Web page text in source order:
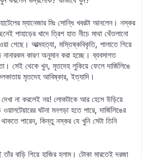
ম্যানেজার মিঃ সোন্ধি খবরটা আনলেন। নস্কর
পাহাড়ের খাদে ত্রিশ হাত নীচে মাথা থেঁতলানো
গেছে। আত্মহত্যা, মস্তিষ্কবিকৃতি, পালাতে গিয়ে
কারণ অনুমান করা হচ্ছে। ব্যবসাগত
সেই থেকে খুন, মৃতদেহ লুকিয়ে ফেলে দার্জিলিঙে
মৃতদেহ আবিষ্কার, ইত্যাদি।
দেখা না করলেই নয়! লোকটাকে আর হেসে উড়িয়ে
ঘটনা মনগড়া হতে পারে, দার্জিলিঙের
পারেন, কিন্তু নস্কর যে খুনি সেটা তিনি
তাঁর বাড়ি গিয়ে হাজির হলাম। টোকা মারতেই দরজা